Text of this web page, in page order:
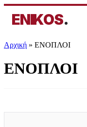
ENIKOS.
Αρχική » ΕΝΟΠΛΟΙ
ΕΝΟΠΛΟΙ